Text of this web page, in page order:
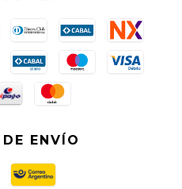
ENVÍO